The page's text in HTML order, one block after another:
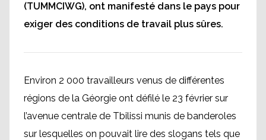
(TUMMCIWG), ont manifesté dans le pays pour
exiger des conditions de travail plus sûres.
Environ 2 000 travailleurs venus de différentes
régions de la Géorgie ont défilé le 23 février sur
l’avenue centrale de Tbilissi munis de banderoles
sur lesquelles on pouvait lire des slogans tels que